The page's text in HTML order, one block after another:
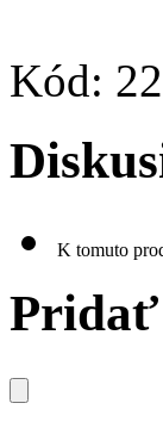
Kód:
K tomuto
Pridať